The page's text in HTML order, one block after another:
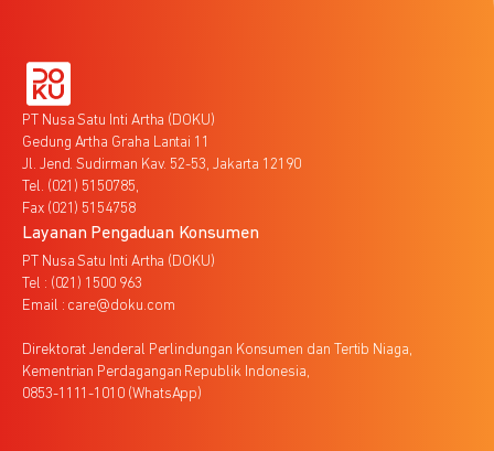
PT Nusa Satu Inti Artha (DOKU)
Gedung Artha Graha Lantai 11
Jl. Jend. Sudirman Kav. 52-53, Jakarta 12190
Tel. (021) 5150785,
Fax (021) 5154758
Layanan Pengaduan Konsumen
PT Nusa Satu Inti Artha (DOKU)
Tel : (021) 1500 963
Email : care@doku.com
Direktorat Jenderal Perlindungan Konsumen dan Tertib Niaga,
Kementrian Perdagangan Republik Indonesia,
0853-1111-1010 (WhatsApp)